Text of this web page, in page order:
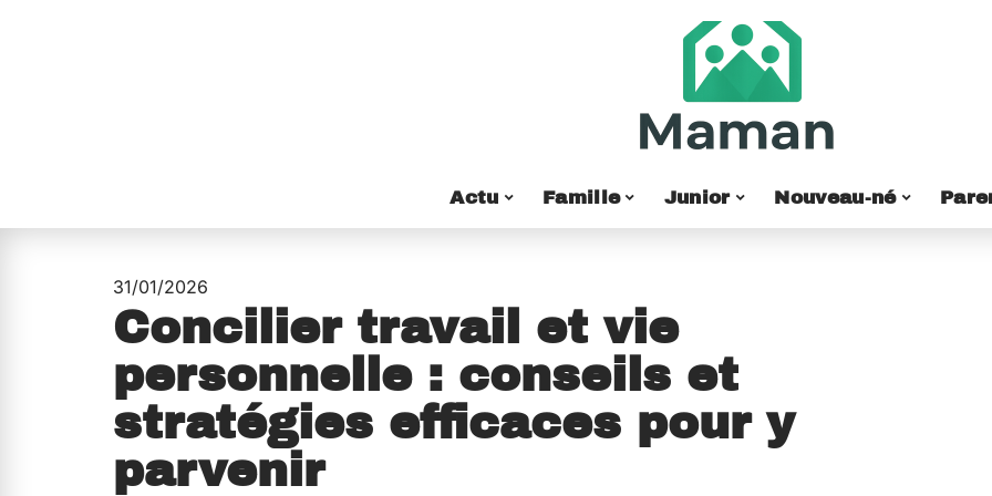
Actu Famille Junior Nouveau-né
31/01/2026
Concilier travail et vie
personnelle : conseils et
stratégies efficaces pour y
parvenir